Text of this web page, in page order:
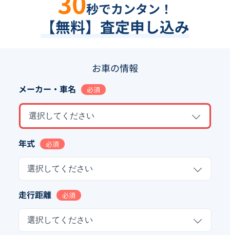
秒でカンタン！
【無料】査定申し込み
お車の情報
メーカー・車名 必須
選択してください
年式 必須
選択してください
走行距離 必須
選択してください